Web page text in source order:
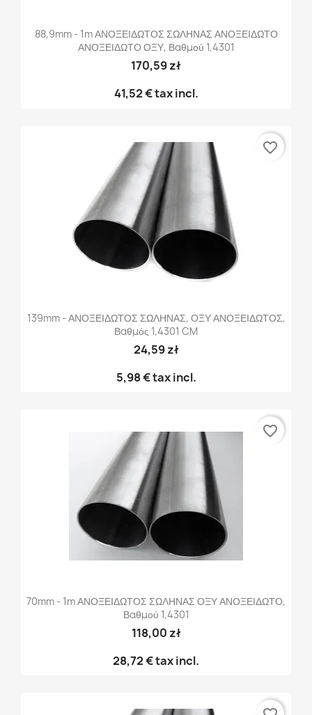
88,9mm - 1m ΑΝΟΞΕΙΔΩΤΟΣ ΣΩΛΗΝΑΣ ΑΝΟΞΕΙΔΩΤΟ
ΑΝΟΞΕΙΔΩΤΟ ΟΞΥ, Βαθμού 1,4301
170,59 zł
41,52 €tax incl.
139mm - ΑΝΟΞΕΙΔΩΤΟΣ ΣΩΛΗΝΑΣ, ΟΞΥ ΑΝΟΞΕΙΔΩΤΟΣ,
Βαθμός 1,4301 CM
24,59 zł
5,98 €tax incl.
favorite_border
70mm - 1m ΑΝΟΞΕΙΔΩΤΟΣ ΣΩΛΗΝΑΣ ΟΞΥ ΑΝΟΞΕΙΔΩΤΟ,
Βαθμού 1,4301
118,00 zł
28,72 €tax incl.
favorite_border